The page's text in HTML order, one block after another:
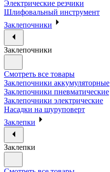
Электрические резчики
Шлифовальный инструмент
Заклепочники
Заклепочники
Смотреть все товары
Заклепочники аккумуляторные
Заклепочники пневматические
Заклепочники электрические
Насадки на шуруповерт
Заклепки
Заклепки